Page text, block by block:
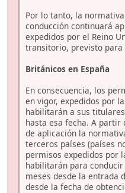
Por lo tanto, la
conducción continuará
expedidos por el Reino
transitorio, previsto para
Británicos en España
En consecuencia, los
en vigor, expedidos por
habilitarán a sus
hasta esa fecha. A partir
de aplicación la
terceros países (países
permisos expedidos por
habilitarán para
meses desde la entrada
desde la fecha de